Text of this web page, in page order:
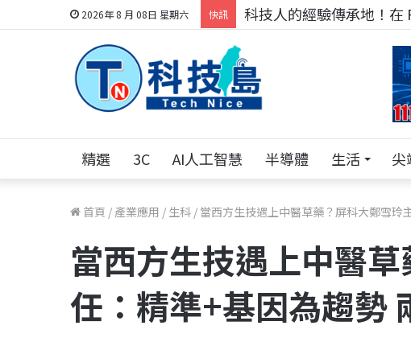
2026年 8 月 08日 星期六 快訊 科技人的經驗傳承地！在
精選 3C AI人工智慧 半導體 生活 尖
首頁 / 產業應用 / 生科 / 當西方生技遇上中醫草藥？屏科大鄭雪玲
當西方生技遇上中醫
任：精準+基因為趨勢